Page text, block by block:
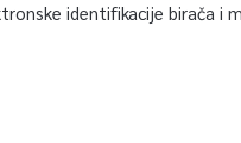
identifikacije birača i